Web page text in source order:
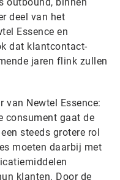
deel van het
Essence en
dat klantcontact-
jaren flink zullen
van Newtel Essence:
consument gaat de
steeds grotere rol
moeten daarbij met
klanten. Door de